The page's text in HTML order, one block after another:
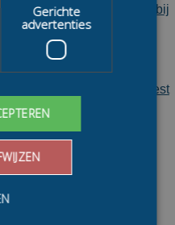
Lianne Camies bij
blijft belofte en kiest
Schaatsteamdrenthe
Gerichte
advertenties